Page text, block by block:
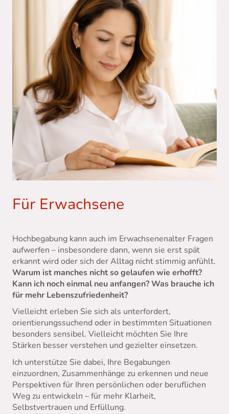
Für Erwachsene
Hochbegabung kann auch im Erwachsenenalter Fragen
aufwerfen – insbesondere dann, wenn sie erst spät
erkannt wird oder sich der Alltag nicht stimmig anfühlt.
Warum ist manches nicht so gelaufen wie erhofft?
Kann ich noch einmal neu anfangen? Was brauche ich
für mehr Lebenszufriedenheit?
Vielleicht erleben Sie sich als unterfordert,
orientierungssuchend oder in bestimmten Situationen
besonders sensibel. Vielleicht möchten Sie Ihre
Stärken besser verstehen und gezielter einsetzen.
Ich unterstütze Sie dabei, Ihre Begabungen
einzuordnen, Zusammenhänge zu erkennen und neue
Perspektiven für Ihren persönlichen oder beruflichen
Weg zu entwickeln – für mehr Klarheit,
Selbstvertrauen und Erfüllung.